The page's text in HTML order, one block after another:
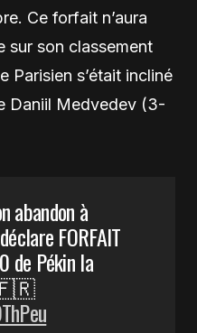
Ce forfait n’aura
sur son classement
Parisien s’était incliné
Daniil Medvedev (3-
abandon à
FORFAIT
de Pékin la